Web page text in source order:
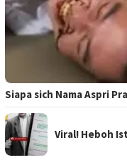
Siapa sich Nama Aspri
Viral! Heboh